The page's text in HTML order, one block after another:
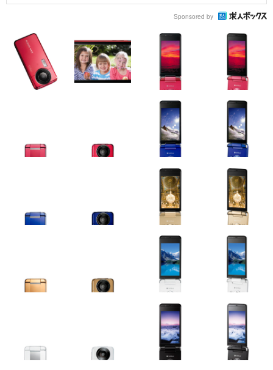
Sponsored by